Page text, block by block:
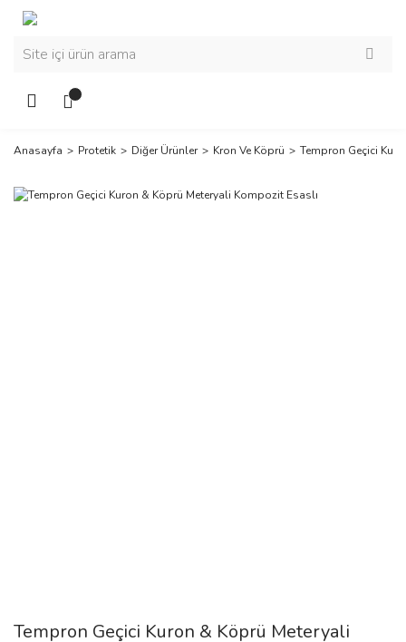
Anasayfa Protetik Diğer Ürünler Kron Ve Köprü Tempron Geçici
Tempron Geçici Kuron & Köprü Meteryali